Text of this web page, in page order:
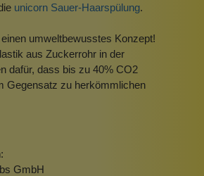
unicorn Sauer-Haarspülung.
umweltbewusstes Konzept!
aus Zuckerrohr in der
dafür, dass bis zu 40% CO2
Gegensatz zu herkömmlichen
GmbH